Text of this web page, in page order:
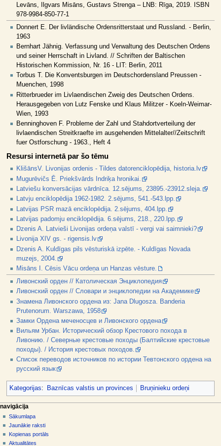
Levāns, Ilgvars Misāns, Gustavs Strenga – LNB: Rīga, 2019. ISBN
978-9984-850-77-1
Donnert E. Der livländische Ordensritterstaat und Russland. - Berlin,
1963
Bernhart Jähnig. Verfassung und Verwaltung des Deutschen Ordens
und seiner Herrschaft in Livland. // Schriften der Baltischen
Historischen Kommission, Nr. 16 - LIT: Berlin, 2011
Torbus T. Die Konventsburgen im Deutschordensland Preussen -
Muenchen, 1998
Ritterbrueder im Livlaendischen Zweig des Deutschen Ordens.
Herausgegeben von Lutz Fenske und Klaus Militzer - Koeln-Weimar-
Wien, 1993
Benninghoven F. Probleme der Zahl und Stahdortverteilung der
livlaendischen Streitkraefte im ausgehenden Mittelalter//Zeitschrift
fuer Ostforschung - 1963., Heft 4
Resursi internetā par šo tēmu
KlišānsV. Livonijas ordenis - Tildes datorenciklopēdija, historia.lv
Mugurēvičs Ē. Priekšvārds Indriķa hronikai.
Latviešu konversācijas vārdnīca. 12.sējums, 23895.-23912.sleja.
Latvju enciklopēdija 1962-1982. 2.sējums, 541.-543.lpp.
Latvijas PSR mazā enciklopēdija. 2.sējums, 404.lpp.
Latvijas padomju enciklopēdija. 6.sējums, 218., 220.lpp.
Dzenis A. Latvieši Livonijas ordeņa valstī - vergi vai saimnieki?
Livonija XIV gs. - rigensis.lv
Dzenis A. Kuldīgas pils vēsturiskā izpēte. - Kuldīgas Novada
muzejs, 2004.
Misāns I. Cēsis Vācu ordeņa un Hanzas vēsture.
Ливонский орден // Католическая Энциклопедия
Ливонский орден // Словари и энциклопедии на Академике
Знамена Ливонского ордена из: Jana Dlugosza. Banderia
Prutenorum. Warszawa, 1958
Замки Ордена меченосцев и Ливонского ордена
Вильям Урбан. Исторический обзор Крестового похода в
Ливонию. / Северные крестовые походы (Балтийские крестовые
походы). / История крестовых походов.
Список переводов источников по истории Тевтонского ордена на
русский язык
Kategorijas: Baznīcas valstis un provinces Bruņinieku ordeņi
N
a
v
lapas darbības
raksts
diskusija
skatīt
aplūkot
dalībnieka rīki
pieslēgties
navigācija
Sākumlapa
Jaunākie raksti
Kopienas portāls
Aktualitātes